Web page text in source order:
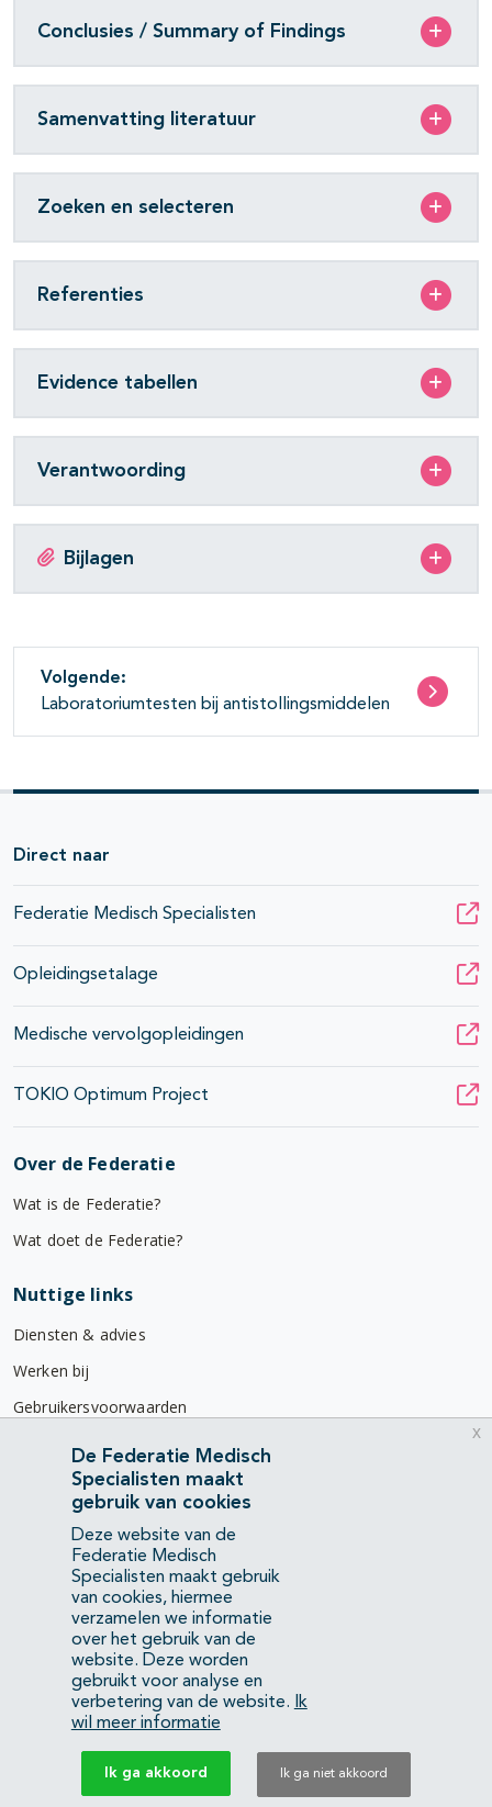
Conclusies / Summary of Findings
Samenvatting literatuur
Zoeken en selecteren
Referenties
Evidence tabellen
Verantwoording
Bijlagen
Volgende:
Laboratoriumtesten bij antistollingsmiddelen
Direct naar
Federatie Medisch Specialisten
Opleidingsetalage
Medische vervolgopleidingen
TOKIO Optimum Project
Over de Federatie
Wat is de Federatie?
Wat doet de Federatie?
Nuttige links
Diensten & advies
Werken bij
Gebruikersvoorwaarden
Privacyverklaring
Contact
Mercatorlaan 1200
3528 BL Utrecht
(088) 505 34 34
info@richtlijnendatabase.nl
YouTubeLinkedIn
KvK Federatie Medisch Specialisten:40483480
Privacyverklaring
De Federatie Medisch
Specialisten maakt
gebruik van cookies
Deze website van de
Federatie Medisch
Specialisten maakt gebruik
van cookies, hiermee
verzamelen we informatie
over het gebruik van de
website. Deze worden
gebruikt voor analyse en
verbetering van de website.
Ik
wil meer informatie
Ik ga akkoord Ik ga niet akkoord
x